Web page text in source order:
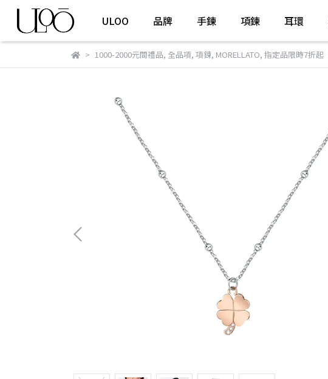
ULOO 品牌 手鍊 項鍊 耳環
1000-2000元間禮品, 全品項, 項鍊, MORELLATO, 指定品限時7折起